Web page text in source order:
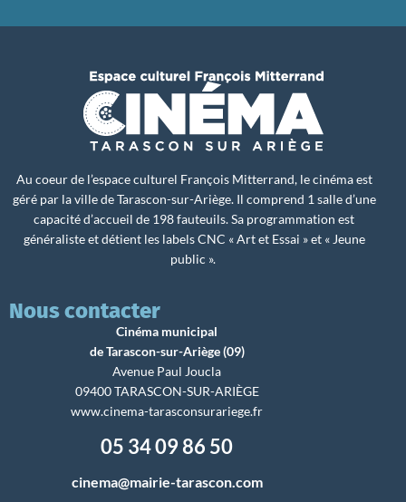
Au coeur de l’espace culturel François Mitterrand, le cinéma est
géré par la ville de Tarascon-sur-Ariège. Il comprend 1 salle d’une
capacité d’accueil de 198 fauteuils. Sa programmation est
généraliste et détient les labels CNC « Art et Essai » et « Jeune
public ».
Nous contacter
Cinéma municipal
de Tarascon-sur-Ariège (09)
Avenue Paul Joucla
09400 TARASCON-SUR-ARIÈGE
www.cinema-tarasconsurariege.fr
05 34 09 86 50
cinema@mairie-tarascon.com